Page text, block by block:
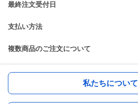
最終注文受付日
支払い方法
複数商品のご注文について
私たちについて